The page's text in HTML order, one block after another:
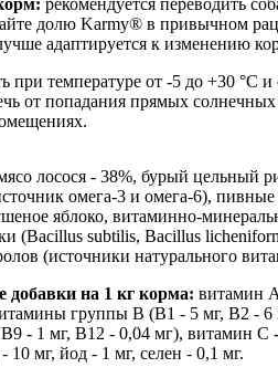
долю Karmy® в привычном
адаптируется к изменению
при температуре от -5 до +30 °С
от попадания прямых
лосося - 38%, бурый цельный
омега-3 и омега-6),
яблоко, витаминно-
(Bacillus subtilis, Bacillus
(источники натурального
на 1 кг корма: витамин
группы В (В1 - 5 мг, В2 - 6
- 1 мг, В12 - 0,04 мг), витамин С
10 мг, йод - 1 мг, селен - 0,1 мг.